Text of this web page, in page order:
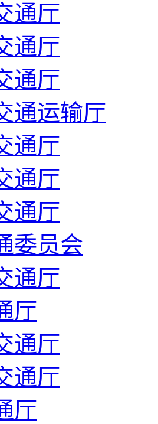
通厅
通厅
通厅
通运输厅
通厅
通厅
通厅
委员会
通厅
厅
通厅
通厅
厅